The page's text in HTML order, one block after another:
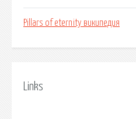
Pillars of eternity википедия
Links